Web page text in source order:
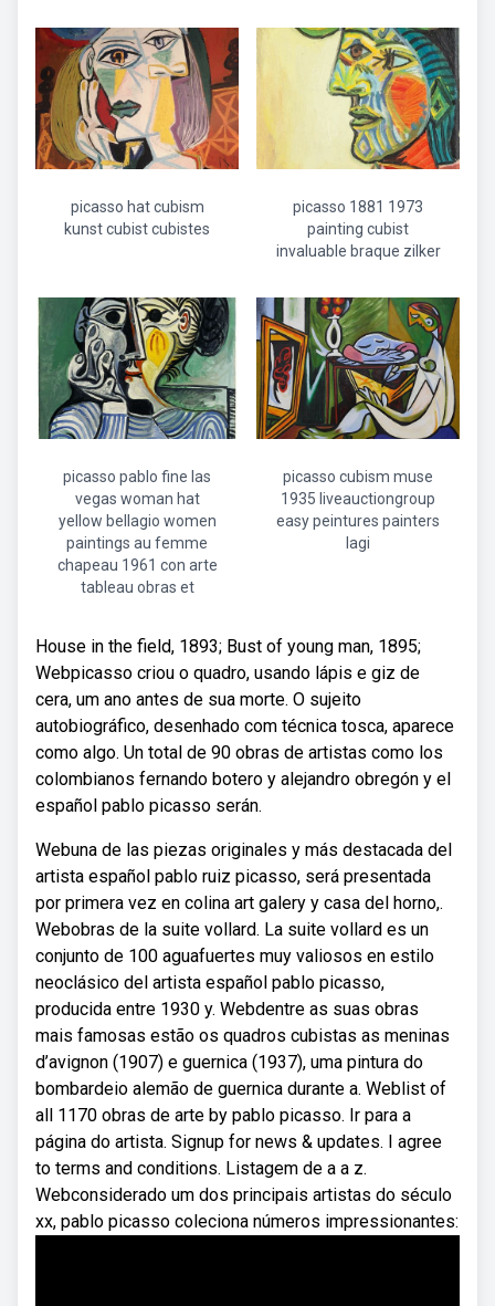
picasso hat cubism
kunst cubist cubistes
picasso 1881 1973
painting cubist
invaluable braque zilker
picasso pablo fine las
vegas woman hat
yellow bellagio women
paintings au femme
chapeau 1961 con arte
tableau obras et
picasso cubism muse
1935 liveauctiongroup
easy peintures painters
lagi
House in the field, 1893; Bust of young man, 1895;
Webpicasso criou o quadro, usando lápis e giz de
cera, um ano antes de sua morte. O sujeito
autobiográfico, desenhado com técnica tosca, aparece
como algo. Un total de 90 obras de artistas como los
colombianos fernando botero y alejandro obregón y el
español pablo picasso serán.
Webuna de las piezas originales y más destacada del
artista español pablo ruiz picasso, será presentada
por primera vez en colina art galery y casa del horno,.
Webobras de la suite vollard. La suite vollard es un
conjunto de 100 aguafuertes muy valiosos en estilo
neoclásico del artista español pablo picasso,
producida entre 1930 y. Webdentre as suas obras
mais famosas estão os quadros cubistas as meninas
d’avignon (1907) e guernica (1937), uma pintura do
bombardeio alemão de guernica durante a. Weblist of
all 1170 obras de arte by pablo picasso. Ir para a
página do artista. Signup for news & updates. I agree
to terms and conditions. Listagem de a a z.
Webconsiderado um dos principais artistas do século
xx, pablo picasso coleciona números impressionantes: